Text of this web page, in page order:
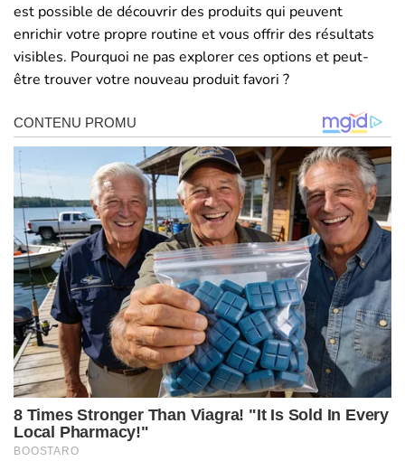
est possible de découvrir des produits qui peuvent
enrichir votre propre routine et vous offrir des résultats
visibles. Pourquoi ne pas explorer ces options et peut-
être trouver votre nouveau produit favori ?